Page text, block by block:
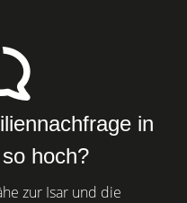
in
hoch?
zur Isar und die